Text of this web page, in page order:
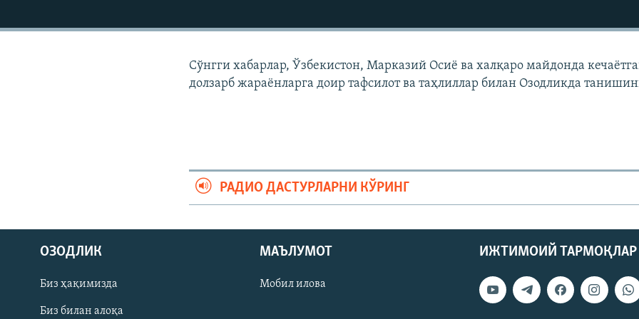
На русском
ИЖТИМОИЙ ТАРМОҚЛАР
Сўнгги хабарлар, Ўзбекистон, Марказий Осиë ва халқаро майдонда
долзарб жараëнларга доир тафсилот ва таҳлиллар билан Озодликда
РАДИО ДАСТУРЛАРНИ КЎРИНГ
ИЖТИМОИЙ ТАРМОҚЛАР
ОЗОДЛИК
Биз ҳақимизда
Биз билан алоқа
МАЪЛУМОТ
Мобил илова